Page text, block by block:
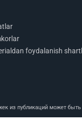
foydalanish
из публикаций может